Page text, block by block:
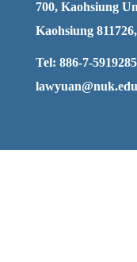
700, Kaohsiung
Kaohsiung
Tel: 886-7-